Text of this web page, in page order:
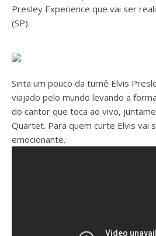
Presley Experience que vai ser
(SP).
Sinta um pouco da turnê Elvis
viajado pelo mundo levando a
do cantor que toca ao vivo,
Quartet. Para quem curte Elvis vai
emocionante.